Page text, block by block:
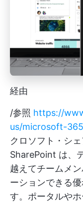
経由
/参照 https://
us/microsoft-
クロソフト・シ
SharePoint は、
越えてチームメ
ーションできる
す。ポータルや